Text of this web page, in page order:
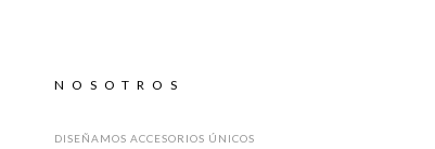
NOSOTROS
DISEÑAMOS ACCESORIOS ÚNICOS